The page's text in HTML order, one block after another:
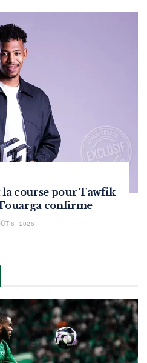
course pour Tawfik
confirme
6, 2026